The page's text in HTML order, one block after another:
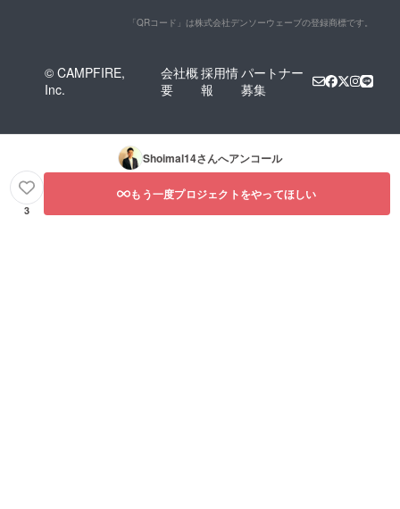
「QRコード」は株式会社デンソーウェーブの登録商標です。
© CAMPFIRE,
Inc.
会社概
要
採用情
報
パートナー
募集
Shoimal14さんへアンコール
3
もう一度プロジェクトをやってほしい